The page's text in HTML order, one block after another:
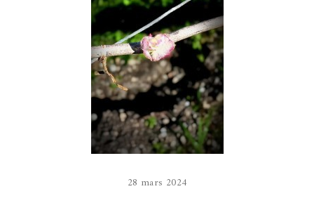
28 mars 2024